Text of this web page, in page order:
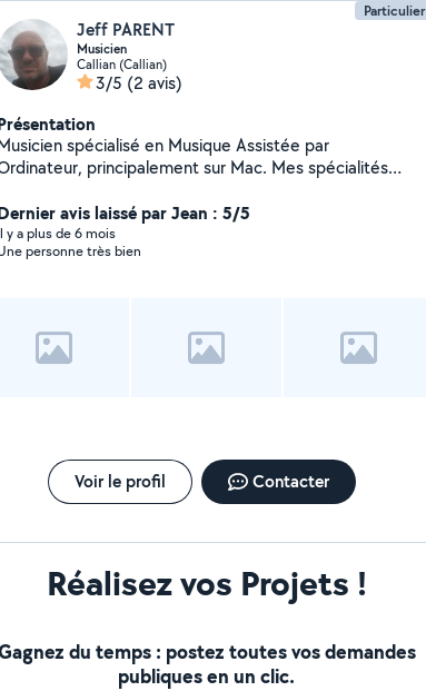
Particulier
Jeff PARENT
Musicien
Callian (Callian)
3/5 (2 avis)
spécialisé en Musique Assistée par
principalement sur Mac. Mes spécialités
avis laissé par Jean : 5/5
y a plus de 6 mois
personne très bien
Voir le profil Contacter
Réalisez vos Projets !
du temps : postez toutes vos demandes
publiques en un clic.